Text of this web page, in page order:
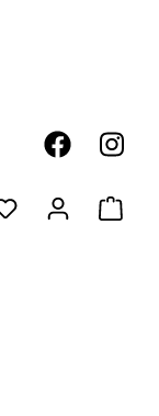
Du hast 0